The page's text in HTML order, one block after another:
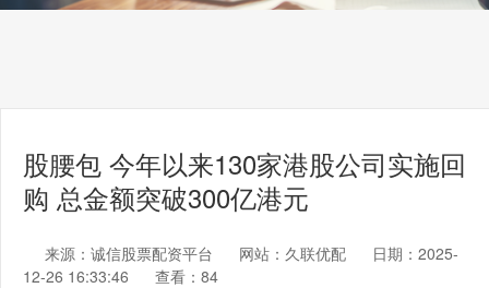
股腰包 今年以来130家港股公司实施回
购 总金额突破300亿港元
来源：诚信股票配资平台 网站：久联优配
日期：2025-
12-26 16:33:46
查看：84